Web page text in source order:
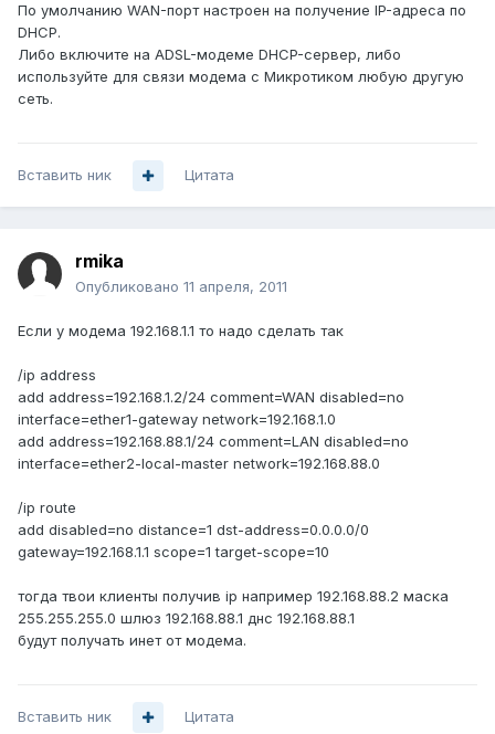
По умолчанию WAN-порт настроен на получение IP-адреса по
DHCP.
Либо включите на ADSL-модеме DHCP-сервер, либо
используйте для связи модема с Микротиком любую другую
сеть.
Вставить ник Цитата
rmika
Опубликовано 11 апреля, 2011
Если у модема 192.168.1.1 то надо сделать так
/ip address
add address=192.168.1.2/24 comment=WAN disabled=no
interface=ether1-gateway network=192.168.1.0
add address=192.168.88.1/24 comment=LAN disabled=no
interface=ether2-local-master network=192.168.88.0
/ip route
add disabled=no distance=1 dst-address=0.0.0.0/0
gateway=192.168.1.1 scope=1 target-scope=10
тогда твои клиенты получив ip например 192.168.88.2 маска
255.255.255.0 шлюз 192.168.88.1 днс 192.168.88.1
будут получать инет от модема.
Вставить ник Цитата